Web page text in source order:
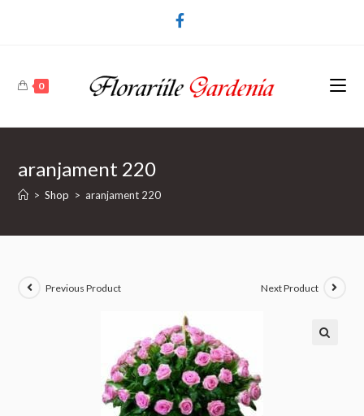
0
aranjament 220
> Shop > aranjament 220
Previous Product Next Product